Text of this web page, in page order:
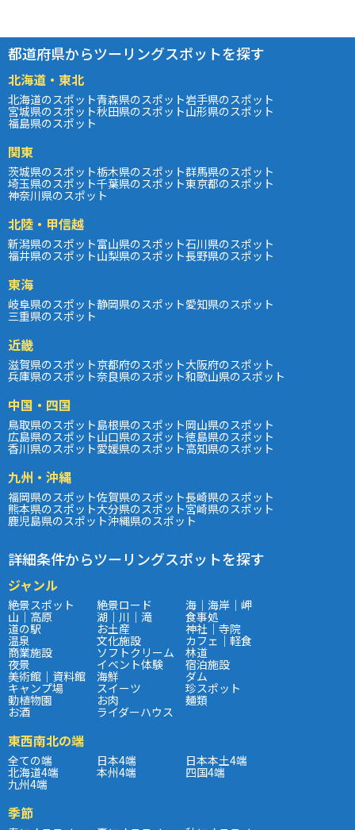
都道府県からツーリングスポットを探す
北海道・東北
北海道のスポット青森県のスポット岩手県のスポット
宮城県のスポット秋田県のスポット山形県のスポット
福島県のスポット
関東
茨城県のスポット栃木県のスポット群馬県のスポット
埼玉県のスポット千葉県のスポット東京都のスポット
神奈川県のスポット
北陸・甲信越
新潟県のスポット富山県のスポット石川県のスポット
福井県のスポット山梨県のスポット長野県のスポット
東海
岐阜県のスポット静岡県のスポット愛知県のスポット
三重県のスポット
近畿
滋賀県のスポット京都府のスポット大阪府のスポット
兵庫県のスポット奈良県のスポット和歌山県のスポット
中国・四国
鳥取県のスポット島根県のスポット岡山県のスポット
広島県のスポット山口県のスポット徳島県のスポット
香川県のスポット愛媛県のスポット高知県のスポット
九州・沖縄
福岡県のスポット佐賀県のスポット長崎県のスポット
熊本県のスポット大分県のスポット宮崎県のスポット
鹿児島県のスポット沖縄県のスポット
詳細条件からツーリングスポットを探す
ジャンル
絶景スポット 絶景ロード 海｜海岸｜岬
山｜高原 湖｜川｜滝 食事処
道の駅 お土産 神社｜寺院
温泉 文化施設 カフェ｜軽食
商業施設 ソフトクリーム 林道
夜景 イベント体験 宿泊施設
美術館｜資料館 海鮮 ダム
キャンプ場 スイーツ 珍スポット
動植物園 お肉 麺類
お酒 ライダーハウス
東西南北の端
全ての端 日本4端 日本本土4端
北海道4端 本州4端 四国4端
九州4端
季節